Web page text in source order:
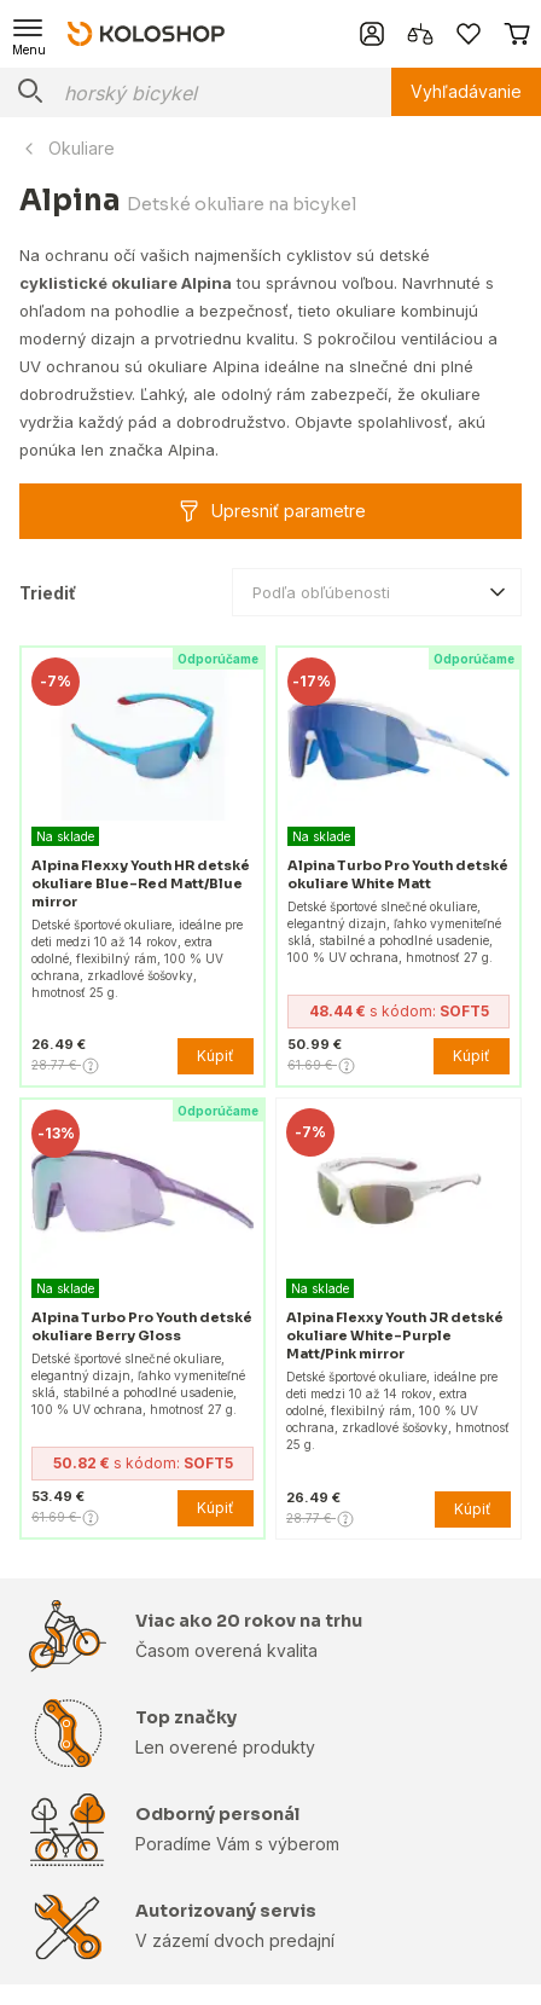
Menu
Vyhľadávanie
Okuliare
Alpina Detské okuliare na bicykel
Na ochranu očí vašich najmenších cyklistov sú detské
cyklistické okuliare Alpina tou správnou voľbou. Navrhnuté s
ohľadom na pohodlie a bezpečnosť, tieto okuliare kombinujú
moderný dizajn a prvotriednu kvalitu. S pokročilou ventiláciou a
UV ochranou sú okuliare Alpina ideálne na slnečné dni plné
dobrodružstiev. Ľahký, ale odolný rám zabezpečí, že okuliare
vydržia každý pád a dobrodružstvo. Objavte spolahlivosť, akú
ponúka len značka Alpina.
Upresniť parametre
Triediť Podľa obľúbenosti
Odporúčame
-7%
Na sklade
Alpina Flexxy Youth HR detské
okuliare Blue-Red Matt/Blue
mirror
Detské športové okuliare, ideálne pre
deti medzi 10 až 14 rokov, extra
odolné, flexibilný rám, 100 % UV
ochrana, zrkadlové šošovky,
hmotnosť 25 g.
26.49 €
28.77 € Kúpiť
Odporúčame
-17%
Na sklade
Alpina Turbo Pro Youth detské
okuliare White Matt
Detské športové slnečné okuliare,
elegantný dizajn, ľahko vymeniteľné
sklá, stabilné a pohodlné usadenie,
100 % UV ochrana, hmotnosť 27 g.
48.44 € s kódom: SOFT5
50.99 €
61.69 € Kúpiť
Odporúčame
-13%
Na sklade
Alpina Turbo Pro Youth detské
okuliare Berry Gloss
Detské športové slnečné okuliare,
elegantný dizajn, ľahko vymeniteľné
sklá, stabilné a pohodlné usadenie,
100 % UV ochrana, hmotnosť 27 g.
50.82 € s kódom: SOFT5
53.49 €
61.69 € Kúpiť
-7%
Na sklade
Alpina Flexxy Youth JR detské
okuliare White-Purple
Matt/Pink mirror
Detské športové okuliare, ideálne pre
deti medzi 10 až 14 rokov, extra
odolné, flexibilný rám, 100 % UV
ochrana, zrkadlové šošovky, hmotnosť
25 g.
26.49 €
28.77 € Kúpiť
Viac ako 20 rokov na trhu
Časom overená kvalita
Top značky
Len overené produkty
Odborný personál
Poradíme Vám s výberom
Autorizovaný servis
V zázemí dvoch predajní